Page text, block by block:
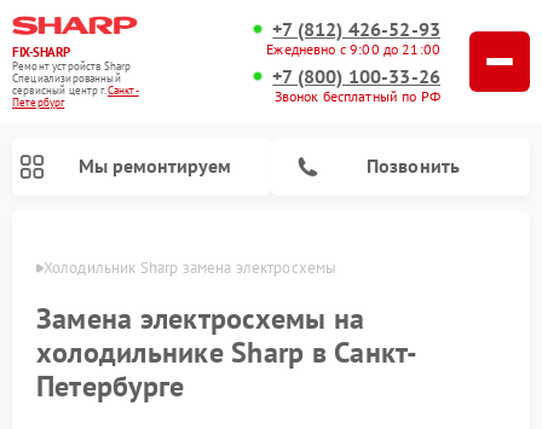
FIX-SHARP
Ремонт устройств Sharp
Специализированный
cервисный центр г.Санкт-
Петербург
+7 (812) 426-52-93
Ежедневно с 9:00 до 21:00
+7 (800) 100-33-26
Звонок бесплатный по РФ
Мы ремонтируем Позвонить
Холодильник Sharp замена электросхемы
Замена электросхемы на
холодильнике Sharp в Санкт-
Петербурге